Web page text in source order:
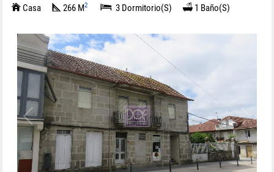
Casa 266 M2 3 Dormitorio(s) 1 Baño(s)